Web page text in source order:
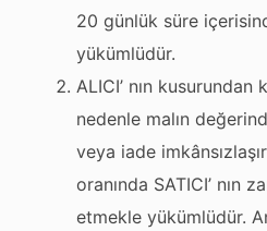
20 günlük süre
yükümlüdür.
ALICI’ nın kusurundan
nedenle malın
veya iade
oranında SATICI’ nın
etmekle yükümlüdür.